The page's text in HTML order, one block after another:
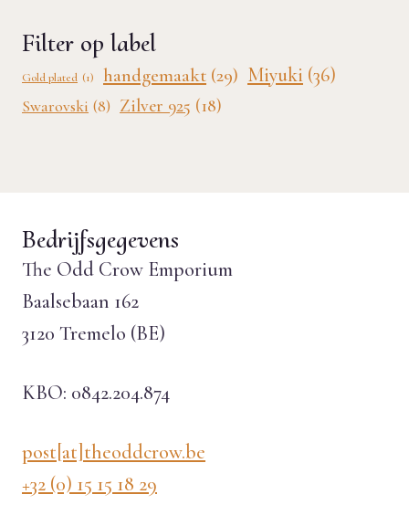
Filter op label
Gold plated (1) handgemaakt (29) Miyuki (36)
Swarovski (8) Zilver 925 (18)
Bedrijfsgegevens
The Odd Crow Emporium
Baalsebaan 162
3120 Tremelo (BE)
KBO: 0842.204.874
post[at]theoddcrow.be
+32 (0) 15 15 18 29